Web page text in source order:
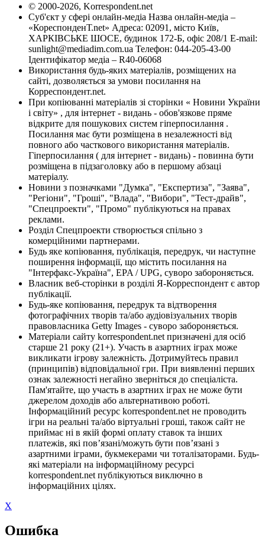
© 2000-2026, Korrespondent.net
Суб'єкт у сфері онлайн-медіа Назва онлайн-медіа –
«КореспонденТ.net» Адреса: 02091, місто Київ,
ХАРКІВСЬКЕ ШОСЕ, будинок 172-Б, офіс 208/1 E-mail:
sunlight@mediadim.com.ua Телефон: 044-205-43-00
Ідентифікатор медіа – R40-06068
Використання будь-яких матеріалів, розміщених на
сайті, дозволяється за умови посилання на
Корреспондент.net.
При копіюванні матеріалів зі сторінки « Новини України
і світу» , для інтернет - видань - обов'язкове пряме
відкрите для пошукових систем гіперпосилання .
Посилання має бути розміщена в незалежності від
повного або часткового використання матеріалів.
Гіперпосилання ( для інтернет - видань) - повинна бути
розміщена в підзаголовку або в першому абзаці
матеріалу.
Новини з позначками "Думка", "Експертиза", "Заява",
"Регіони", "Гроші", "Влада", "Вибори", "Тест-драйв",
"Спецпроекти", "Промо" публікуються на правах
реклами.
Розділ Спецпроекти створюється спільно з
комерційними партнерами.
Будь яке копіювання, публікація, передрук, чи наступне
поширення інформації, що містить посилання на
"Інтерфакс-Україна", EPA / UPG, суворо забороняється.
Власник веб-сторінки в розділі Я-Корреспондент є автор
публікації.
Будь-яке копіювання, передрук та відтворення
фотографічних творів та/або аудіовізуальних творів
правовласника Getty Images - суворо забороняється.
Матеріали сайту korrespondent.net призначені для осіб
старше 21 року (21+). Участь в азартних іграх може
викликати ігрову залежність. Дотримуйтесь правил
(принципів) відповідальної гри. При виявленні перших
ознак залежності негайно зверніться до спеціаліста.
Пам'ятайте, що участь в азартних іграх не може бути
джерелом доходів або альтернативою роботі.
Інформаційний ресурс korrespondent.net не проводить
ігри на реальні та/або віртуальні гроші, також сайт не
приймає ні в якій формі оплату ставок та інших
платежів, які пов’язані/можуть бути пов’язані з
азартними іграми, букмекерами чи тоталізаторами. Будь-
які матеріали на інформаційному ресурсі
korrespondent.net публікуються виключно в
інформаційних цілях.
X
Ошибка